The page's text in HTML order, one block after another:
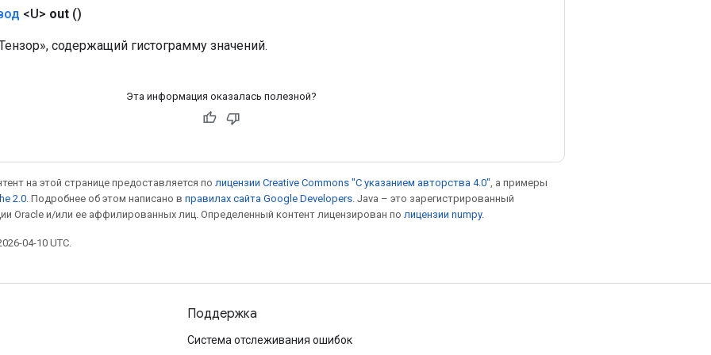
<U> out ()
содержащий гистограмму значений.
Эта информация оказалась полезной?
на этой странице предоставляется по лицензии Creative Commons "С указанием авторства 4.0" , а примеры
2.0 . Подробнее об этом написано в правилах сайта Google Developers . Java – это зарегистрированный
Oracle и/или ее аффилированных лиц. Определенный контент лицензирован по лицензии numpy.
04-10 UTC.
Поддержка
Система отслеживания ошибок